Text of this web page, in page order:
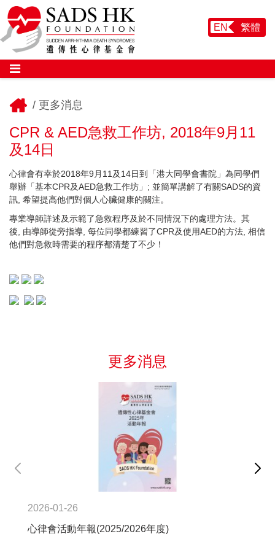
EN 繁體
/ 更多消息
CPR & AED急救工作坊, 2018年9月11
及14日
心律會有幸於2018年9 月 11 及14日到「港大同學會書院」為同學們
舉辦「基本CPR及AED急救工作坊」 ; 並簡單講解了有關SADS的資
訊 希望提高他們對個人心臟健康的關注。
專業導師詳述及示範了急救程序及於不同情況下的處理方法。其
後
由導師從旁指導 每位同學都練習了CPR及使用AED的方法 相信
他們對急救時需要的程序都清楚了不少！
更多消息
2026-01-26
心律會活動年報(2025/2026年度)